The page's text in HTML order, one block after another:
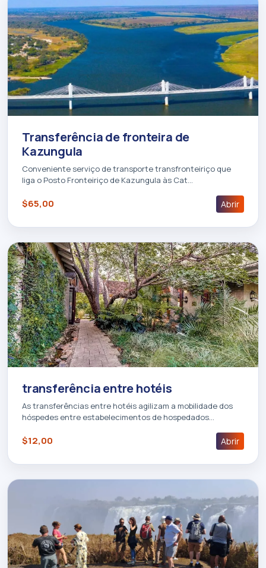
Transferência de fronteira de
Kazungula
Conveniente serviço de transporte transfronteiriço que
liga o Posto Fronteiriço de Kazungula às Cat…
$65,00 Abrir
transferência entre hotéis
As transferências entre hotéis agilizam a mobilidade dos
hóspedes entre estabelecimentos de hospedados…
$12,00 Abrir